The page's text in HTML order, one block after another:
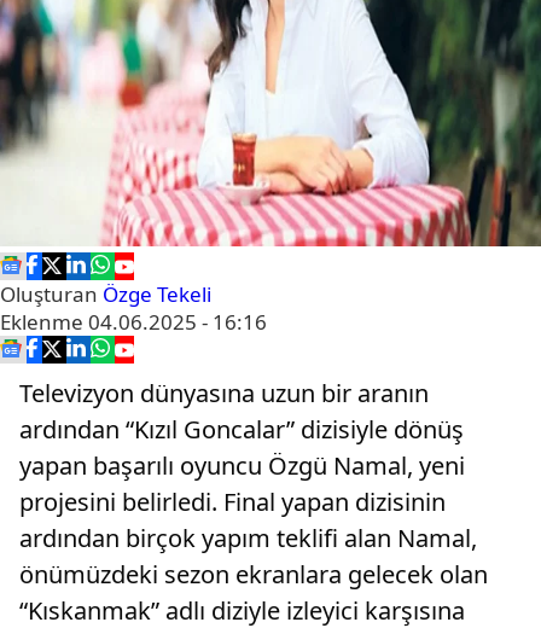
Oluşturan Özge Tekeli
Eklenme 04.06.2025 - 16:16
Televizyon dünyasına uzun bir aranın
ardından “Kızıl Goncalar” dizisiyle dönüş
yapan başarılı oyuncu Özgü Namal, yeni
projesini belirledi. Final yapan dizisinin
ardından birçok yapım teklifi alan Namal,
önümüzdeki sezon ekranlara gelecek olan
“Kıskanmak” adlı diziyle izleyici karşısına